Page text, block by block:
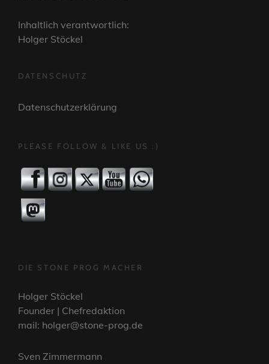
Inhaltlich verantwortlich:
Holger Stöckel
DATENSCHUTZ
Datenschutzerklärung
PLEASE FOLLOW & LIKE US :)
DIE STONE PROG MACHER
Holger Stöckel
Founder | Chefredaktion
mail: holger@stone-prog.de
Sven Zimmermann